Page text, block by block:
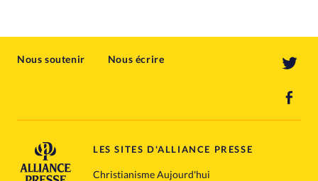
Nous soutenir Nous écrire
LES SITES D'ALLIANCE PRESSE
Christianisme Aujourd'hui